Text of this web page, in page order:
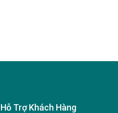
Hỗ Trợ Khách Hàng